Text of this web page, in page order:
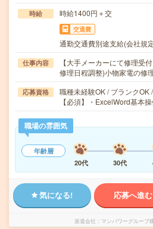
時給 時給1400円＋交
交通費
通勤交通費別途支給(会社規
仕事内容
【大手メーカーにて修理受
修理日程調整)小物家電の修
応募資格
職種未経験OK / ブランクOK
【必須】・ExcelWord基本
職場の雰囲気
年齢層
20代
30代
気になる! 応募へ進む
派遣会社 マンパワーグルー